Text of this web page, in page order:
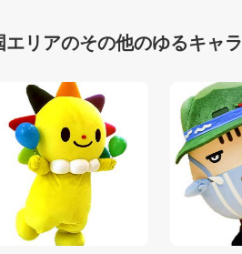
エリアのその他のゆるキャラ